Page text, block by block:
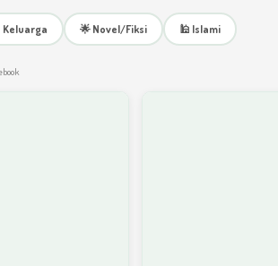
Keluarga 🌟 Novel/Fiksi 🕌 Islami